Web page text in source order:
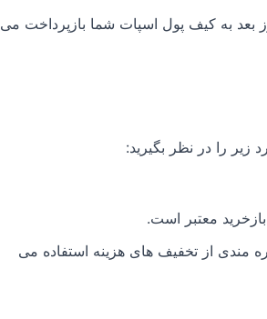
بعد به کیف پول اسپات شما بازپرداخت می
زیر را در نظر بگیرید:
مندی از تخفیف های هزینه استفاده می